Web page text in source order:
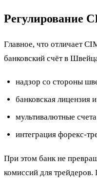
Регулирование
Главное, что отличает
банковский счёт в
надзор со стороны
банковская лицензия
мультивалютные
интеграция форекс-
При этом банк не
комиссий для трейдеров.